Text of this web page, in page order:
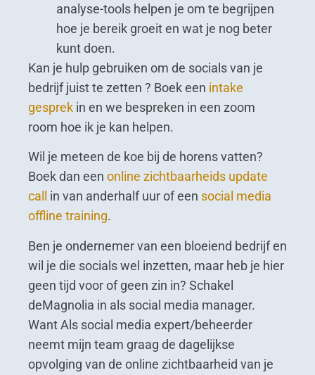
analyse-tools helpen je om te begrijpen
hoe je bereik groeit en wat je nog beter
kunt doen.
Kan je hulp gebruiken om de socials van je
bedrijf juist te zetten ? Boek een intake
gesprek in en we bespreken in een zoom
room hoe ik je kan helpen.
Wil je meteen de koe bij de horens vatten?
Boek dan een online zichtbaarheids update
call
in van anderhalf uur of een social media
offline training.
Ben je ondernemer van een bloeiend bedrijf en
wil je die socials wel inzetten, maar heb je hier
geen tijd voor of geen zin in? Schakel
deMagnolia in als social media manager.
Want Als social media expert/beheerder
neemt mijn team graag de dagelijkse
opvolging van de online zichtbaarheid van je